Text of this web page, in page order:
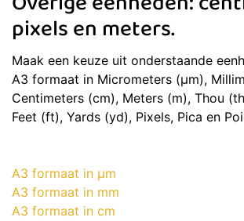
pixels en meters.
Maak een keuze uit onderstaande
A3 formaat in Micrometers (μm),
Centimeters (cm), Meters (m), Thou
Feet (ft), Yards (yd), Pixels, Pica en
A3 formaat in μm
A3 formaat in mm
A3 formaat in cm